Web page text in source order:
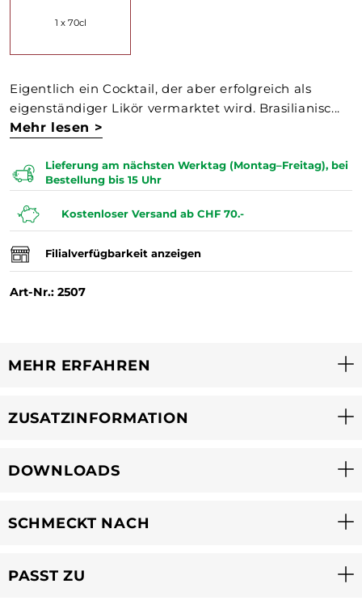
1 x 70cl
Eigentlich ein Cocktail, der aber erfolgreich als
eigenständiger Likör vermarktet wird. Brasilianisc...
Mehr lesen >
Lieferung am nächsten Werktag (Montag–Freitag), bei
Bestellung bis 15 Uhr
Kostenloser Versand ab CHF 70.-
Filialverfügbarkeit anzeigen
Art-Nr.: 2507
MEHR ERFAHREN
ZUSATZINFORMATION
DOWNLOADS
SCHMECKT NACH
PASST ZU